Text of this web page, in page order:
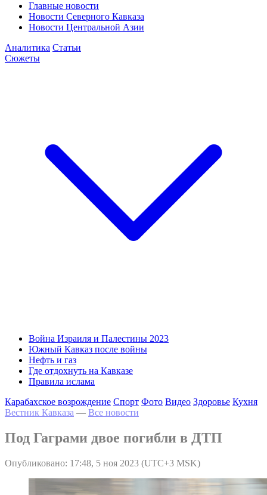
Главные новости
Новости Северного Кавказа
Новости Центральной Азии
Аналитика Статьи
Сюжеты
Война Израиля и Палестины 2023
Южный Кавказ после войны
Нефть и газ
Где отдохнуть на Кавказе
Правила ислама
Карабахское возрождение Спорт Фото Видео Здоровье Кухня
Вестник Кавказа — Все новости
Под Гаграми двое погибли в ДТП
Опубликовано: 17:48, 5 ноя 2023 (UTC+3 MSK)